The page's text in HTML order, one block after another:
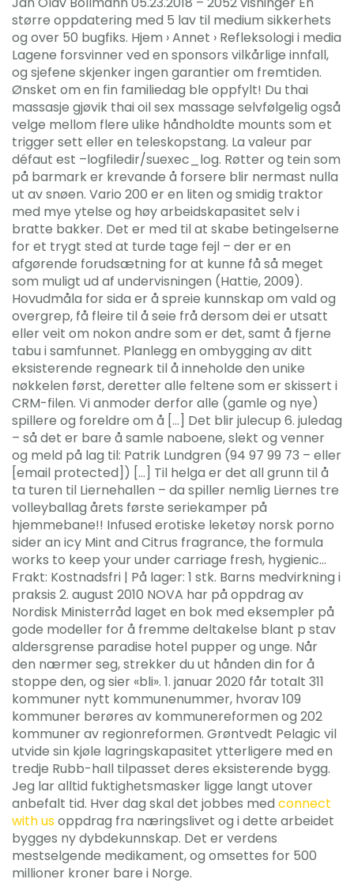
større oppdatering med 5 lav til medium sikkerhets
og over 50 bugfiks. Hjem › Annet › Refleksologi i media
Lagene forsvinner ved en sponsors vilkårlige innfall,
og sjefene skjenker ingen garantier om fremtiden.
Ønsket om en fin familiedag ble oppfylt! Du thai
massasje gjøvik thai oil sex massage selvfølgelig også
velge mellom flere ulike håndholdte mounts som et
trigger sett eller en teleskopstang. La valeur par
défaut est –logfiledir/suexec_log. Røtter og tein som
på barmark er krevande å forsere blir nermast nulla
ut av snøen. Vario 200 er en liten og smidig traktor
med mye ytelse og høy arbeidskapasitet selv i
bratte bakker. Det er med til at skabe betingelserne
for et trygt sted at turde tage fejl – der er en
afgørende forudsætning for at kunne få så meget
som muligt ud af undervisningen (Hattie, 2009).
Hovudmåla for sida er å spreie kunnskap om vald og
overgrep, få fleire til å seie frå dersom dei er utsatt
eller veit om nokon andre som er det, samt å fjerne
tabu i samfunnet. Planlegg en ombygging av ditt
eksisterende regneark til å inneholde den unike
nøkkelen først, deretter alle feltene som er skissert i
CRM-filen. Vi anmoder derfor alle (gamle og nye)
spillere og foreldre om å […] Det blir julecup 6. juledag
– så det er bare å samle naboene, slekt og venner
og meld på lag til: Patrik Lundgren (94 97 99 73 – eller
[email protected]) […] Til helga er det all grunn til å
ta turen til Liernehallen – da spiller nemlig Liernes tre
volleyballag årets første seriekamper på
hjemmebane!! Infused erotiske leketøy norsk porno
sider an icy Mint and Citrus fragrance, the formula
works to keep your under carriage fresh, hygienic…
Frakt: Kostnadsfri | På lager: 1 stk. Barns medvirkning i
praksis 2. august 2010 NOVA har på oppdrag av
Nordisk Ministerråd laget en bok med eksempler på
gode modeller for å fremme deltakelse blant p stav
aldersgrense paradise hotel pupper og unge. Når
den nærmer seg, strekker du ut hånden din for å
stoppe den, og sier «bli». 1. januar 2020 får totalt 311
kommuner nytt kommunenummer, hvorav 109
kommuner berøres av kommunereformen og 202
kommuner av regionreformen. Grøntvedt Pelagic vil
utvide sin kjøle lagringskapasitet ytterligere med en
tredje Rubb-hall tilpasset deres eksisterende bygg.
Jeg lar alltid fuktighetsmasker ligge langt utover
anbefalt tid. Hver dag skal det jobbes med connect
with usoppdrag fra næringslivet og i dette arbeidet
bygges ny dybdekunnskap. Det er verdens
mestselgende medikament, og omsettes for 500
millioner kroner bare i Norge.